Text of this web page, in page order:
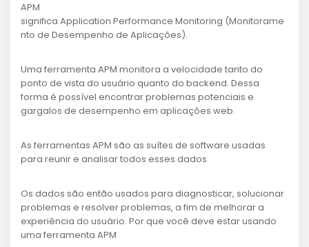
APM
significa Application Performance Monitoring (Monitorame
nto de Desempenho de Aplicações).
Uma ferramenta APM monitora a velocidade tanto do
ponto de vista do usuário quanto do backend. Dessa
forma é possível encontrar problemas potenciais e
gargalos de desempenho em aplicações web.
As ferramentas APM são as suítes de software usadas
para reunir e analisar todos esses dados.
Os dados são então usados para diagnosticar, solucionar
problemas e resolver problemas, a fim de melhorar a
experiência do usuário. Por que você deve estar usando
uma ferramenta APM